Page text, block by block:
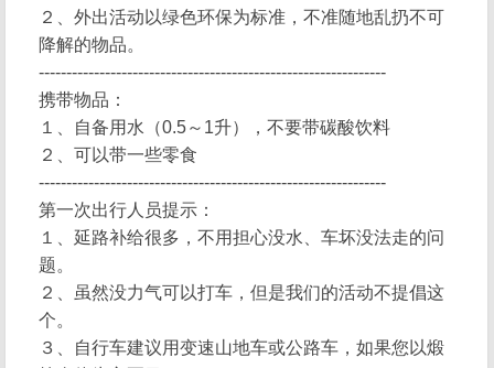
２、外出活动以绿色环保为标准，不准随地乱扔不可
降解的物品。
---------------------------------------------------------------
携带物品：
１、自备用水（0.5～1升），不要带碳酸饮料
２、可以带一些零食
---------------------------------------------------------------
第一次出行人员提示：
１、延路补给很多，不用担心没水、车坏没法走的问
题。
２、虽然没力气可以打车，但是我们的活动不提倡这
个。
３、自行车建议用变速山地车或公路车，如果您以煅